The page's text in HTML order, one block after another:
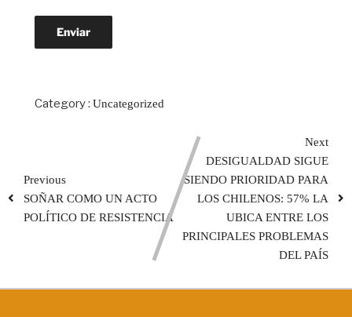
Category : Uncategorized
Previous
SOÑAR COMO UN ACTO
POLÍTICO DE RESISTENCIA
Next
DESIGUALDAD SIGUE
SIENDO PRIORIDAD PARA
LOS CHILENOS: 57% LA
UBICA ENTRE LOS
PRINCIPALES PROBLEMAS
DEL PAÍS